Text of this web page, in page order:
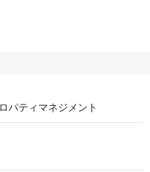
パティマネジメント